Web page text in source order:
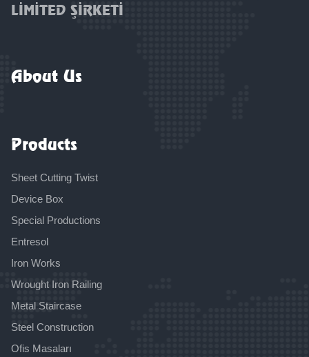
LİMİTED ŞİRKETİ
About Us
Products
Sheet Cutting Twist
Device Box
Special Productions
Entresol
Iron Works
Wrought Iron Railing
Metal Staircase
Steel Construction
Ofis Masaları